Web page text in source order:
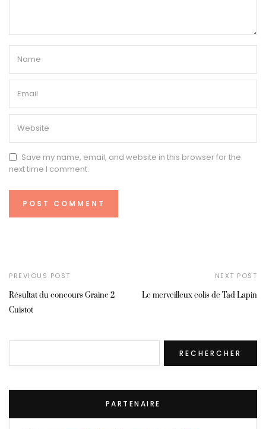
Save my name, email, and website in this browser for the
next time I comment.
PREVIOUS POST
Résultat du concours Graine 2
Cuistot
NEXT POST
Le merveilleux colis de Tad Lapin
RECHERCHER
PARTENAIRE